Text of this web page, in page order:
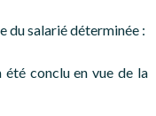
du salarié déterminée :
conclu en vue de la